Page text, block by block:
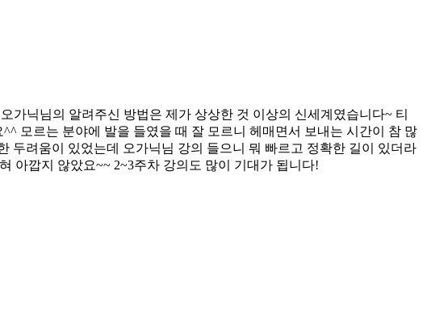
가닉님의 알려주신 방법은 제가 상상한 것 이상의 신세계였습니다~ 티
모르는 분야에 발을 들였을 때 잘 모르니 헤매면서 보내는 시간이 참 많
두려움이 있었는데 오가닉님 강의 들으니 뭐 빠르고 정확한 길이 있더라
아깝지 않았요~~ 2~3주차 강의도 많이 기대가 됩니다!